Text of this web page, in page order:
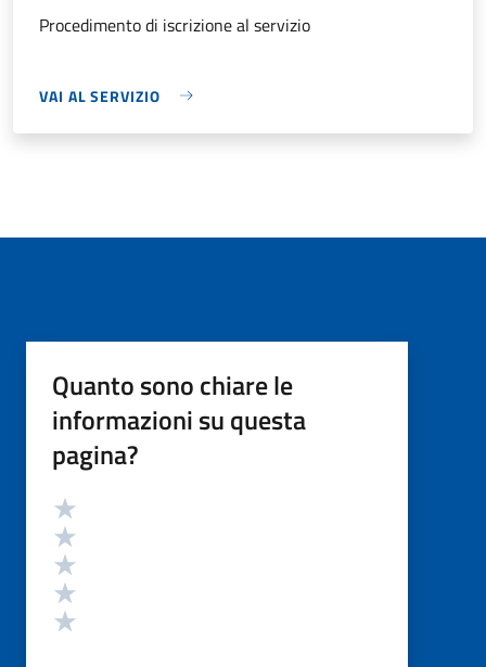
Procedimento di iscrizione al servizio
VAI AL SERVIZIO
Quanto sono chiare le
informazioni su questa
pagina?
Valutazione